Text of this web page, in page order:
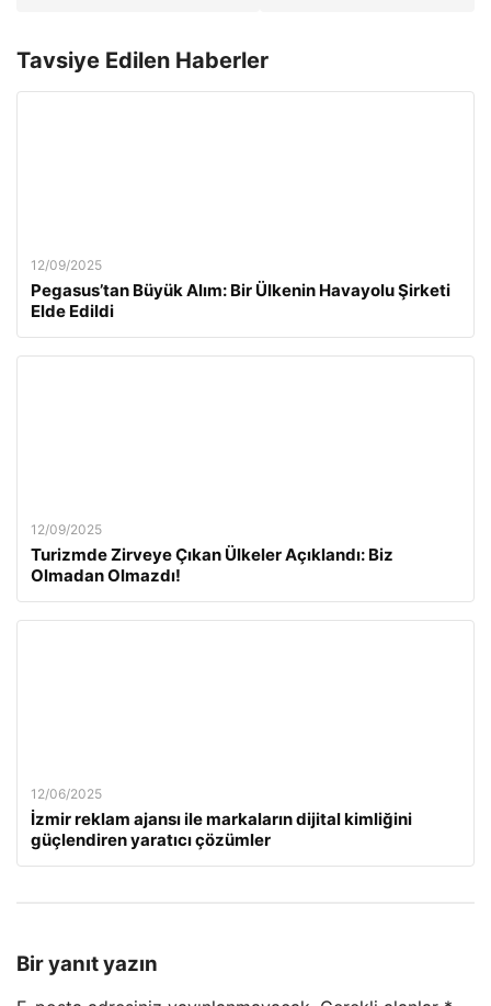
Tavsiye Edilen Haberler
12/09/2025
Pegasus’tan Büyük Alım: Bir Ülkenin Havayolu Şirketi
Elde Edildi
12/09/2025
Turizmde Zirveye Çıkan Ülkeler Açıklandı: Biz
Olmadan Olmazdı!
12/06/2025
İzmir reklam ajansı ile markaların dijital kimliğini
güçlendiren yaratıcı çözümler
Bir yanıt yazın